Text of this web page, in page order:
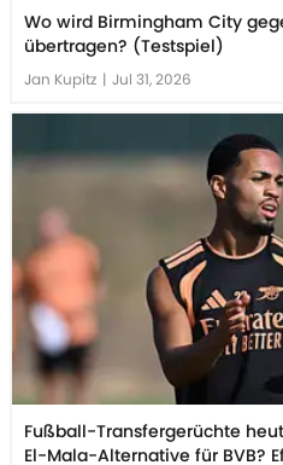
Wo wird Birmingham City
übertragen? (Testspiel)
Jan Kupitz | Jul 31, 2026
Fußball-Transfergerüchte
El-Mala-Alternative für BVB?